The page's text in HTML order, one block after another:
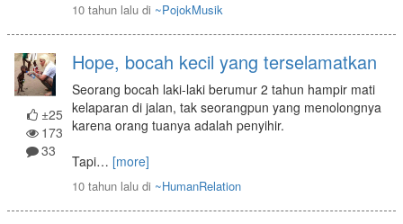
10 tahun laludi ~PojokMusik
±25
173
33
Hope, bocah kecil yang terselamatkan
Seorang bocah laki-laki berumur 2 tahun hampir mati
kelaparan di jalan, tak seorangpun yang menolongnya
karena orang tuanya adalah penyihir.
Tapi… [more]
10 tahun laludi ~HumanRelation